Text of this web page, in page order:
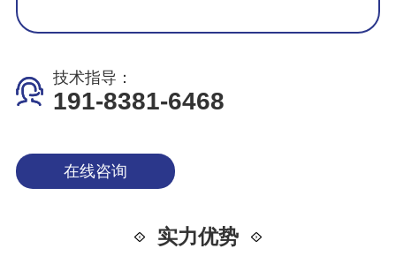
技术指导：
191-8381-6468
在线咨询
实力优势